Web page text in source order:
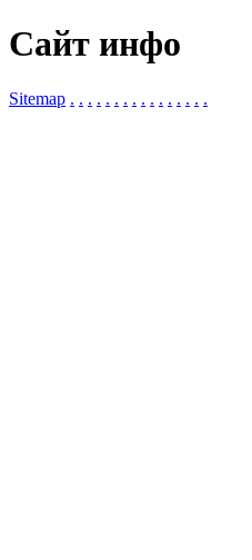
Сайт инфо
Sitemap . . . . . . . . . . . . . . . .